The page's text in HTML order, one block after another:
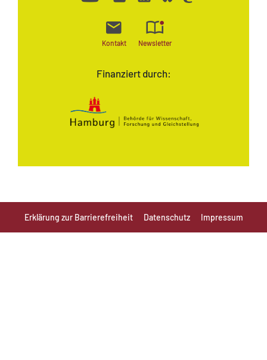
Finanziert durch:
Kontakt Newsletter
Erklärung zur Barrierefreiheit Datenschutz Impressum